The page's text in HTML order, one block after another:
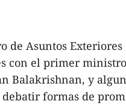
de Asuntos Exteriores
con el primer
Balakrishnan, y
formas de